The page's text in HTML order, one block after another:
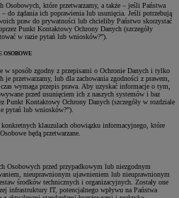
Osobowych, które przetwarzamy, a także – jeśli Państwa
do żądania ich poprawienia lub usunięcia. Jeśli potrzebują
praw do prywatności lub chcieliby Państwo skorzystać
Punkt Kontaktowy Ochrony Danych (szczegóły
w razie pytań lub wniosków?”).
OSOBOWE
w sposób zgodny z przepisami o Ochronie Danych i tylko
przetwarzamy, lub dla zachowania zgodności z prawem,
wymaga przepis prawa. Aby uzyskać informacje o tym,
przed usunięciem ich z naszych systemów i baz
Punkt Kontaktowy Ochrony Danych (szczegóły w rozdziale
pytań lub wniosków?”).
klauzulach obowiązku informacyjnego, które
będą przetwarzane.
Osobowych przed przypadkowym lub niezgodnym
nieuprawnionym ujawnieniem lub nieuprawnionym
środków technicznych i organizacyjnych. Zostały one
infrastruktury IT, potencjalnego wpływu na Państwa